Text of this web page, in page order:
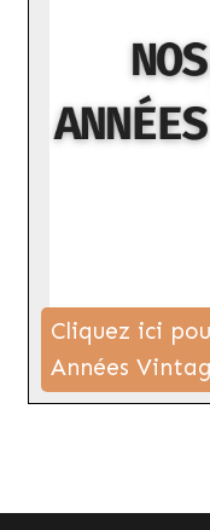
Cliquez ici
Années